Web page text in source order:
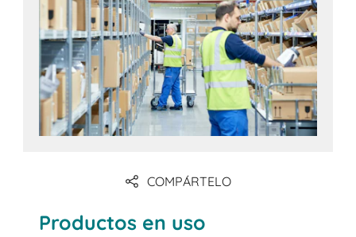
COMPÁRTELO
Productos en uso